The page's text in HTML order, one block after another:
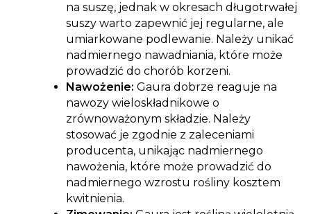
na suszę, jednak w okresach długotrwałej
suszy warto zapewnić jej regularne, ale
umiarkowane podlewanie. Należy unikać
nadmiernego nawadniania, które może
prowadzić do chorób korzeni.
Nawożenie: Gaura dobrze reaguje na
nawozy wieloskładnikowe o
zrównoważonym składzie. Należy
stosować je zgodnie z zaleceniami
producenta, unikając nadmiernego
nawożenia, które może prowadzić do
nadmiernego wzrostu rośliny kosztem
kwitnienia.